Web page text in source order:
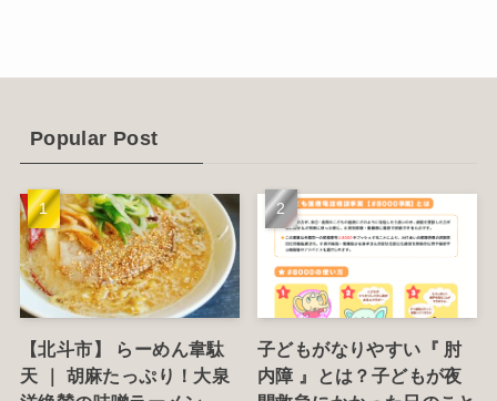
(4)
(5)
Popular Post
【北斗市】 らーめん韋駄
天 ｜ 胡麻たっぷり！大泉
子どもがなりやすい『 肘
内障 』とは？子どもが夜